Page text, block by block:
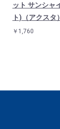
ット サンシャ
ト)（アクスタ）
￥1,760